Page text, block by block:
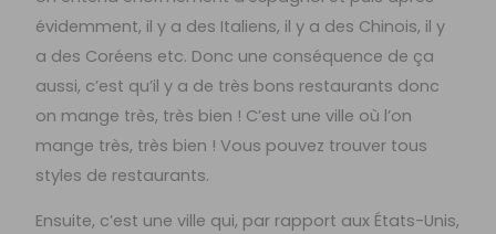
évidemment, il y a des Italiens, il y a des Chinois, il y
a des Coréens etc. Donc une conséquence de ça
aussi, c’est qu’il y a de très bons restaurants donc
on mange très, très bien ! C’est une ville où l’on
mange très, très bien ! Vous pouvez trouver tous
styles de restaurants.
Ensuite, c’est une ville qui, par rapport aux États-Unis,